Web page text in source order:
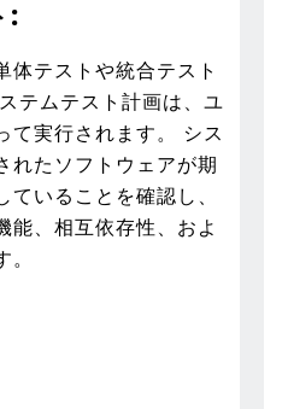
:
体テストや統合テスト
テムテスト計画は、ユ
て実行されます。 シス
れたソフトウェアが期
いることを確認し、
能、相互依存性、およ